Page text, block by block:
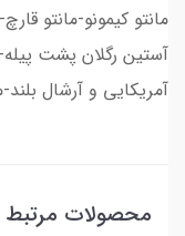
مانتو کیمونو-مانتو
آستین رگلان پشت
آمریکایی و آرشال
محصولات مرتبط